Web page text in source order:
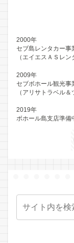
2000年
セブ島レンタカー事
（エイエスＡＳレン
2009年
セブボホール観光事
（アリサトラベル＆
2019年
ボホール島支店準備